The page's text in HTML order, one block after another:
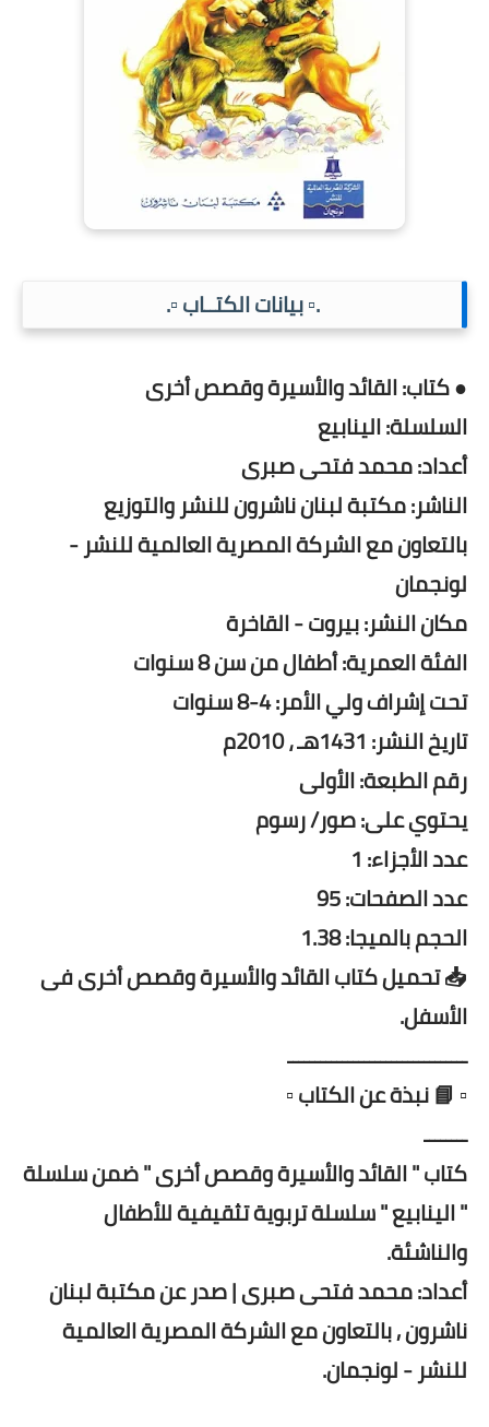
.▫️ بيانات الكتــاب ▫️.
● كتاب: القائد والأسيرة وقصص أخرى
السلسلة: الينابيع
أعداد: محمد فتحى صبرى
الناشر: مكتبة لبنان ناشرون للنشر والتوزيع
بالتعاون مع الشركة المصرية العالمية للنشر -
لونجمان
مكان النشر: بيروت - القاخرة
الفئة العمرية: أطفال من سن 8 سنوات
تحت إشراف ولي الأمر: 4-8 سنوات
تاريخ النشر: 1431هـ ، 2010م
رقم الطبعة: الأولى
يحتوي على: صور/ رسوم
عدد الأجزاء: 1
عدد الصفحات: 95
الحجم بالميجا: 1.38
📥 تحميل كتاب القائد والأسيرة وقصص أخرى فى
الأسفل.
ـــــــــــــــــــــــــــــــــ
▫️ 📘 نبذة عن الكتاب ▫️
ــــــــ
كتاب " القائد والأسيرة وقصص أخرى " ضمن سلسلة
" الينابيع " سلسلة تربوية تثقيفية للأطفال
والناشئة.
أعداد: محمد فتحى صبرى | صدر عن مكتبة لبنان
ناشرون , بالتعاون مع الشركة المصرية العالمية
للنشر - لونجمان.